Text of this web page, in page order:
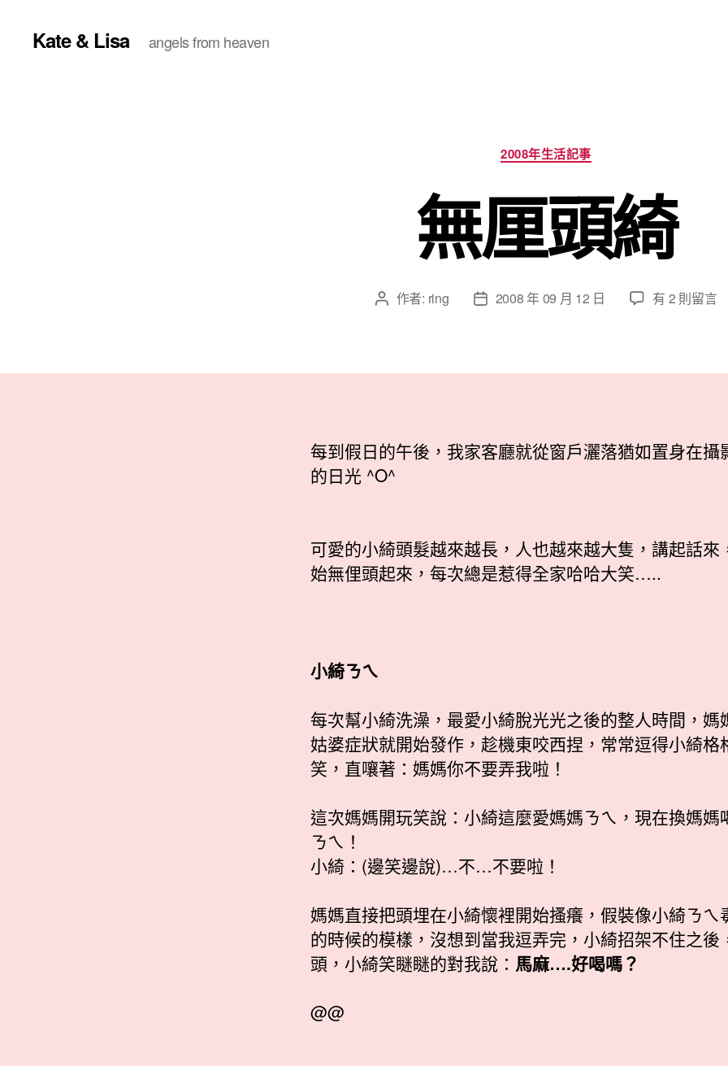
Kate & Lisa angels from heaven
分
類
2008年生活記事
無厘頭綺
文 作者: ring
文
日
2008 年 09 月 12 日
在
綺〉
有 2 則留言
每到假日的午後，我家客廳就從窗戶灑落猶如置身在攝
的日光 ^O^
可愛的小綺頭髮越來越長，人也越來越大隻，講起話來
始無俚頭起來，每次總是惹得全家哈哈大笑…..
小綺ㄋㄟ
每次幫小綺洗澡，最愛小綺脫光光之後的整人時間，媽
姑婆症狀就開始發作，趁機東咬西捏，常常逗得小綺格
笑，直嚷著：媽媽你不要弄我啦！
這次媽媽開玩笑說：小綺這麼愛媽媽ㄋㄟ，現在換媽媽
ㄋㄟ！
小綺：(邊笑邊說)…不…不要啦！
媽媽直接把頭埋在小綺懷裡開始搔癢，假裝像小綺ㄋㄟ
的時候的模樣，沒想到當我逗弄完，小綺招架不住之後
頭，小綺笑瞇瞇的對我說： 馬麻….好喝嗎？
@@